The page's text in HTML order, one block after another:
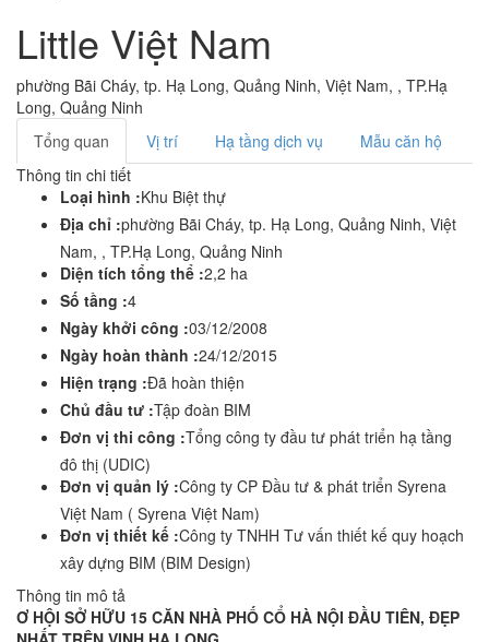
Little Việt Nam
phường Bãi Cháy, tp. Hạ Long, Quảng Ninh, Việt Nam, , TP.Hạ
Long, Quảng Ninh
Tổng quan
Vị trí Hạ tầng dịch vụ
Mẫu căn hộ
Thông tin chi tiết
Loại hình :Khu Biệt thự
Địa chỉ :phường Bãi Cháy, tp. Hạ Long, Quảng Ninh, Việt
Nam, , TP.Hạ Long, Quảng Ninh
Diện tích tổng thể :2,2 ha
Số tầng :4
Ngày khởi công :03/12/2008
Ngày hoàn thành :24/12/2015
Hiện trạng :Đã hoàn thiện
Chủ đầu tư :Tập đoàn BIM
Đơn vị thi công :Tổng công ty đầu tư phát triển hạ tầng
đô thị (UDIC)
Đơn vị quản lý :Công ty CP Đầu tư & phát triển Syrena
Việt Nam ( Syrena Việt Nam)
Đơn vị thiết kế :Công ty TNHH Tư vấn thiết kế quy hoạch
xây dựng BIM (BIM Design)
Thông tin mô tả
Ơ HỘI SỞ HỮU 15 CĂN NHÀ PHỐ CỔ HÀ NỘI ĐẦU TIÊN, ĐẸP